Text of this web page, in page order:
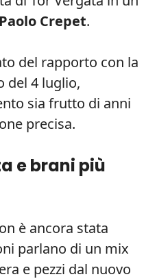
Paolo Crepet.
del rapporto con la
del 4 luglio,
sia frutto di anni
precisa.
e brani più
è ancora stata
parlano di un mix
e pezzi dal nuovo